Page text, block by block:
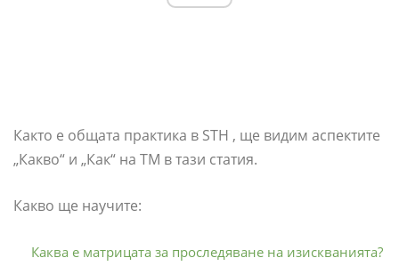
Както е общата практика в STH , ще видим аспектите
„Какво“ и „Как“ на ТМ в тази статия.
Какво ще научите:
Каква е матрицата за проследяване на изискванията?